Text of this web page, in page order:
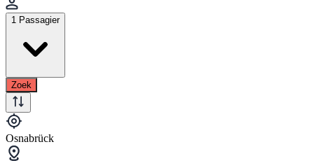
1 Passagier
Zoek
Osnabrück